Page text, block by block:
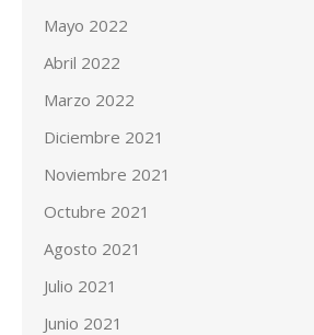
Mayo 2022
Abril 2022
Marzo 2022
Diciembre 2021
Noviembre 2021
Octubre 2021
Agosto 2021
Julio 2021
Junio 2021